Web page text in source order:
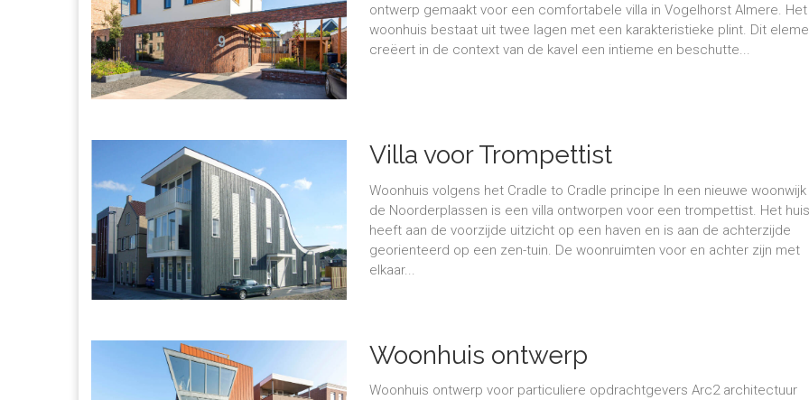
ontwerp gemaakt voor een comfortabele villa in Vogelhorst Almere. Het
woonhuis bestaat uit twee lagen met een karakteristieke plint. Dit
creëert in de context van de kavel een intieme en beschutte...
Villa voor Trompettist
Woonhuis volgens het Cradle to Cradle principe In een nieuwe woonwijk
de Noorderplassen is een villa ontworpen voor een trompettist. Het huis
heeft aan de voorzijde uitzicht op een haven en is aan de achterzijde
georienteerd op een zen-tuin. De woonruimten voor en achter zijn met
elkaar...
Woonhuis ontwerp
Woonhuis ontwerp voor particuliere opdrachtgevers Arc2 architectuur